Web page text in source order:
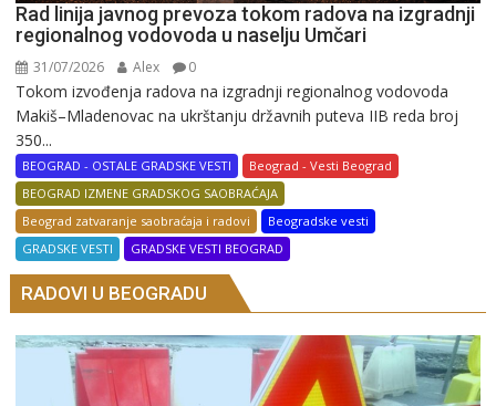
Rad linija javnog prevoza tokom radova na izgradnji
regionalnog vodovoda u naselju Umčari
31/07/2026 Alex 0
Tokom izvođenja radova na izgradnji regionalnog vodovoda
Makiš–Mladenovac na ukrštanju državnih puteva IIB reda broj
350...
BEOGRAD - OSTALE GRADSKE VESTI
Beograd - Vesti Beograd
BEOGRAD IZMENE GRADSKOG SAOBRAĆAJA
Beograd zatvaranje saobraćaja i radovi
Beogradske vesti
GRADSKE VESTI
GRADSKE VESTI BEOGRAD
RADOVI U BEOGRADU